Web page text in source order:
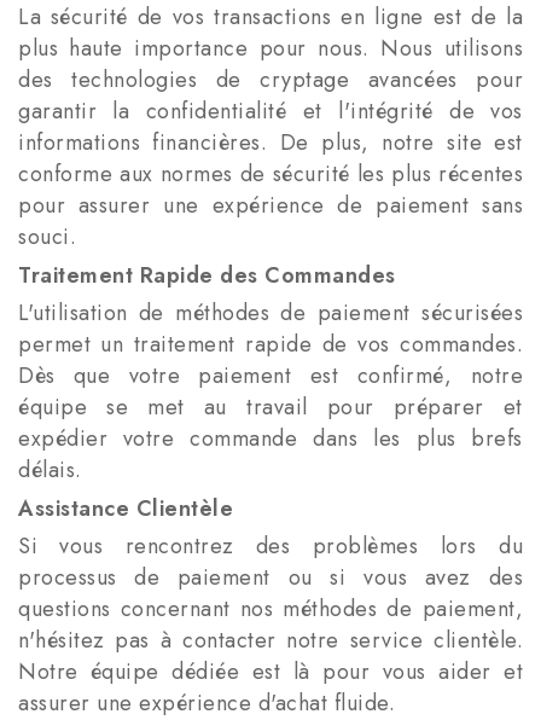
La sécurité de vos transactions en ligne est de la
plus haute importance pour nous. Nous utilisons
des technologies de cryptage avancées pour
garantir la confidentialité et l'intégrité de vos
informations financières. De plus, notre site est
conforme aux normes de sécurité les plus récentes
pour assurer une expérience de paiement sans
souci.
Traitement Rapide des Commandes
L'utilisation de méthodes de paiement sécurisées
permet un traitement rapide de vos commandes.
Dès que votre paiement est confirmé, notre
équipe se met au travail pour préparer et
expédier votre commande dans les plus brefs
délais.
Assistance Clientèle
Si vous rencontrez des problèmes lors du
processus de paiement ou si vous avez des
questions concernant nos méthodes de paiement,
n'hésitez pas à contacter notre service clientèle.
Notre équipe dédiée est là pour vous aider et
assurer une expérience d'achat fluide.